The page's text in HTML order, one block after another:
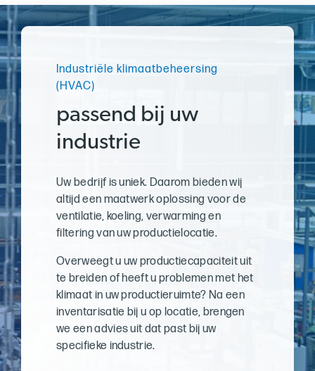
Industriële klimaatbeheersing
(HVAC)
passend bij uw
industrie
Uw bedrijf is uniek. Daarom bieden wij
altijd een maatwerk oplossing voor de
ventilatie, koeling, verwarming en
filtering van uw productielocatie.
Overweegt u uw productiecapaciteit uit
te breiden of heeft u problemen met het
klimaat in uw productieruimte? Na een
inventarisatie bij u op locatie, brengen
we een advies uit dat past bij uw
specifieke industrie.